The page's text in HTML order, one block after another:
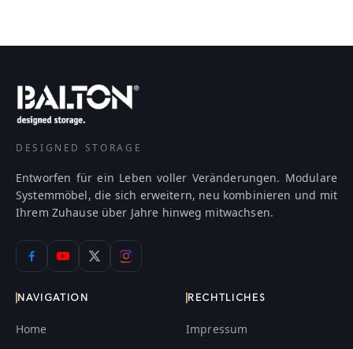
DESIGNED STORAGE
Entworfen für ein Leben voller Veränderungen. Modulare
Systemmöbel, die sich erweitern, neu kombinieren und mit
Ihrem Zuhause über Jahre hinweg mitwachsen.
NAVIGATION
Home
RECHTLICHES
Impressum